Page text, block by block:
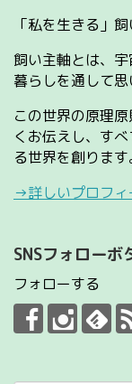
「私を生きる」
飼い主軸とは、
暮らしを通して思
この世界の原理
くお伝えし、す
る世界を創ります
→詳しいプロフィ
SNSフォローボ
フォローする